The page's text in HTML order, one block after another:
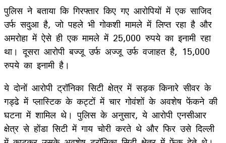
पुलिस ने बताया कि गिरफ्तार किए गए आरोपियों में एक साजिद
उर्फ सदुआ है, जो पहले भी गोकशी मामले में लिप्त रहा है और
अमरोहा में ऐसे ही एक मामले में 25,000 रुपये का इनामी रहा
था। दूसरा आरोपी बज्जू उर्फ अज्जू उर्फ वजाहत है, 15,000
रुपये का इनामी है।
ये दोनों आरोपी ट्रॉनिका सिटी क्षेत्र में सड़क किनारे सीवर के
गड्ढे में प्लास्टिक के कट्टों में चार गोवंशों के अवशेष फेंकने की
घटना में शामिल थे। पुलिस के अनुसार, ये आरोपी एनसीआर
क्षेत्र से होंडा सिटी में गाय चोरी करते थे और फिर उसे दिल्ली